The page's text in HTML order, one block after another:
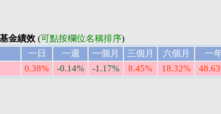
基金績效(可點按欄位名稱排序)
一日 一週 一個月 三個月 六個月
一
0.38% -0.14% -1.17% 8.45% 18.32%